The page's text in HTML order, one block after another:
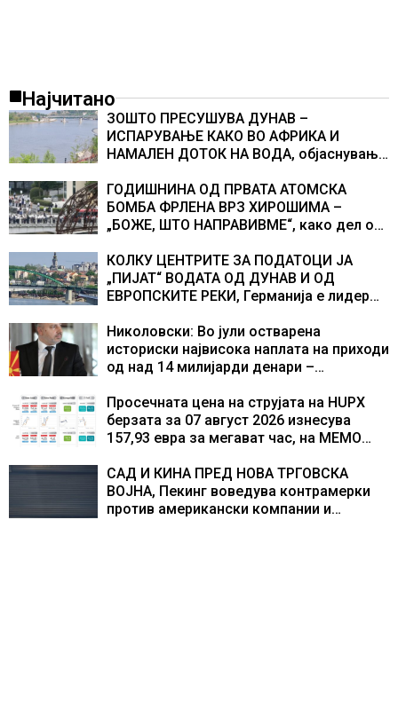
Најчитано
ЗОШТО ПРЕСУШУВА ДУНАВ –
ИСПАРУВАЊЕ КАКО ВО АФРИКА И
НАМАЛЕН ДОТОК НА ВОДА, објаснување
ГОДИШНИНА ОД ПРВАТА АТОМСКА
БОМБА ФРЛЕНА ВРЗ ХИРОШИМА –
„БОЖЕ, ШТО НАПРАВИВМЕ“, како дел од
учесниците во бомбардирањето го
доживуваа овој настан што го промени
текот на историјата
КОЛКУ ЦЕНТРИТЕ ЗА ПОДАТОЦИ ЈА
„ПИЈАТ“ ВОДАТА ОД ДУНАВ И ОД
ЕВРОПСКИТЕ РЕКИ, Германија е лидер
центри за податоци
Николовски: Во јули остварена
историски највисока наплата на приходи
од над 14 милијарди денари –
резултати
Просечната цена на струјата на HUPX
берзата за 07 август 2026 изнесува
157,93 евра за мегават час, на МЕМО
САД И КИНА ПРЕД НОВА ТРГОВСКА
ВОЈНА, Пекинг воведува контрамерки
против американски компании и